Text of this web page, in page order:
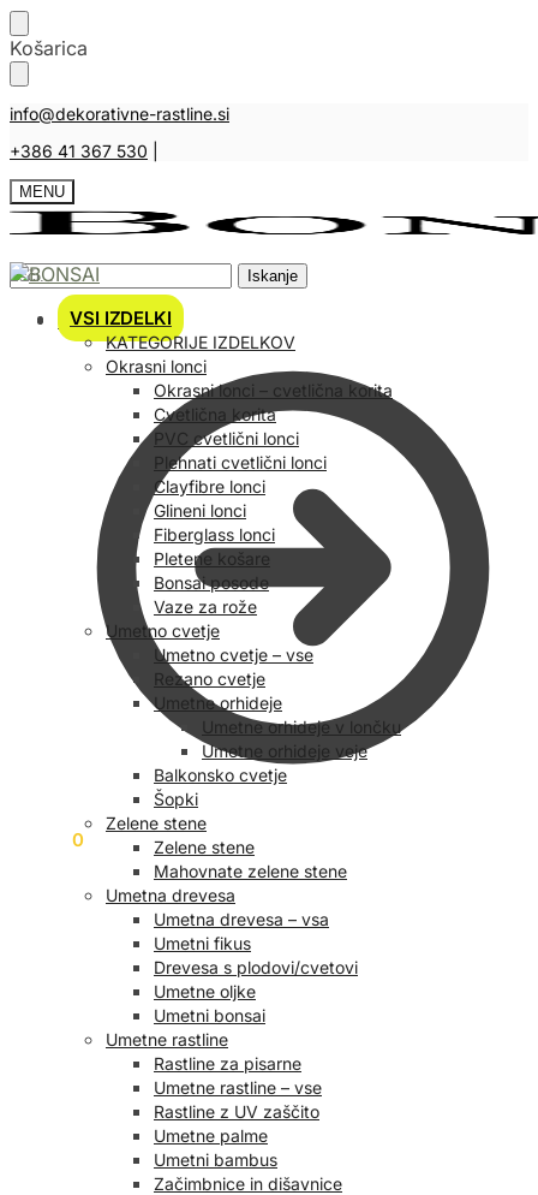
Košarica
info@dekorativne-rastline.si
+386 41 367 530
MENU
Iskanje
Košarica
0
VSI IZDELKI
KATEGORIJE IZDELKOV
Okrasni lonci
Okrasni lonci – cvetlična korita
Cvetlična korita
PVC cvetlični lonci
Plehnati cvetlični lonci
Clayfibre lonci
Glineni lonci
Fiberglass lonci
Pletene košare
Bonsai posode
Vaze za rože
Umetno cvetje
Umetno cvetje – vse
Rezano cvetje
Umetne orhideje
Umetne orhideje v lončku
Umetne orhideje veje
Balkonsko cvetje
Šopki
Zelene stene
Zelene stene
Mahovnate zelene stene
Umetna drevesa
Umetna drevesa – vsa
Umetni fikus
Drevesa s plodovi/cvetovi
Umetne oljke
Umetni bonsai
Umetne rastline
Rastline za pisarne
Umetne rastline – vse
Rastline z UV zaščito
Umetne palme
Umetni bambus
Začimbnice in dišavnice